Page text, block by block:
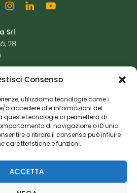
Consenso
utilizziamo tecnologie come i
o accedere alle informazioni del
queste tecnologie ci permetterà di
di navigazione o ID unici
o ritirare il consenso può influire
caratteristiche e funzioni.
ACCETTA
Srl
28